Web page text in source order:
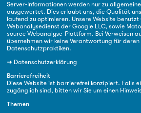
Server-Informationen werden nur zu
ausgewertet. Dies erlaubt uns, die Qualität
laufend zu optimieren. Unsere Website
Webanalysedienst der Google LLC, sowie
source Webanalyse-Plattform. Bei Verweisen
übernehmen wir keine Verantwortung für deren
Datenschutzpraktiken.
➜ Datenschutzerklärung
Barrierefreiheit
Diese Website ist barrierefrei konzipiert. Falls
zugänglich sind, bitten wir Sie um einen
Themen